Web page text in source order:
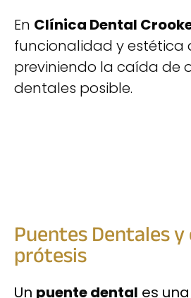
En Clínica Dental
funcionalidad y estética
previniendo la caída de
dentales posible.
Puentes Dentales
prótesis
Un puente dental es